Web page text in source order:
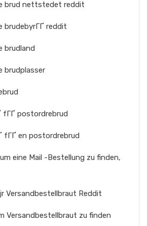
brud nettstedet reddit
brudebyrГҐ reddit
brudland
brudplasser
fГҐ postordrebrud
fГҐ en postordrebrud
eine Mail -Bestellung zu finden,
Versandbestellbraut Reddit
Versandbestellbraut zu finden